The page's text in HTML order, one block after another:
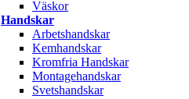
Väskor
Handskar
Arbetshandskar
Kemhandskar
Kromfria Handskar
Montagehandskar
Svetshandskar